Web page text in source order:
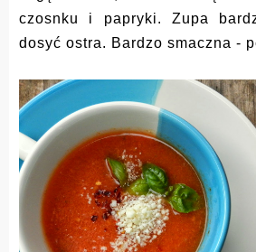
czosnku i papryki. Zupa
dosyć ostra. Bardzo smaczna -